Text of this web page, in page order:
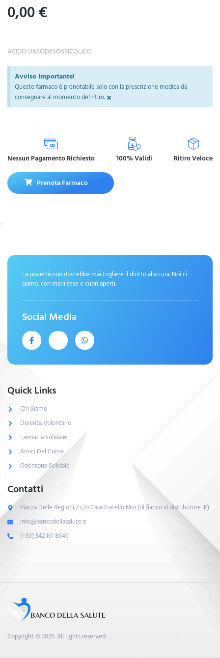
0,00€
ACIDO URSODESOSSICOLICO
Avviso Importante!
Questo farmaco è prenotabile solo con la prescrizione medica da
consegnare al momento del ritiro.×
Nessun Pagamento Richiesto 100% Validi Ritiro Veloce
Prenota Farmaco
La povertà non dovrebbe mai togliere il diritto alla cura. Noi ci
siamo, con mani tese e cuori aperti.
Social Media
Quick Links
Chi Siamo
Diventa Volontario
Farmacia Solidale
Amici Del Cuore
Odontoria Solidale
Contatti
Piazza Delle Regioni,2 c/o Casa Fratello Mio (di fianco al distributore IP)
info@bancodellasalute.it
(+39) 342 161 8646
Copyright © 2025. All rights reserved.